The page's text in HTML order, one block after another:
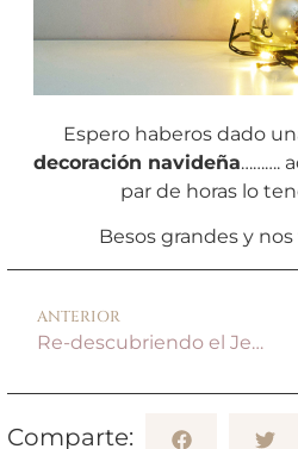
Espero haberos dado
decoración navideña……….
par de horas lo
Besos grandes y
ANTERIOR
Re-descubriendo el Jengibre
Comparte: